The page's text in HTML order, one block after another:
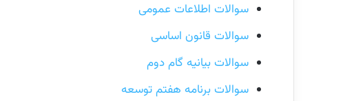
سوالات اطلاعات عمومی
سوالات قانون اساسی
سوالات بیانیه گام دوم
سوالات برنامه هفتم توسعه